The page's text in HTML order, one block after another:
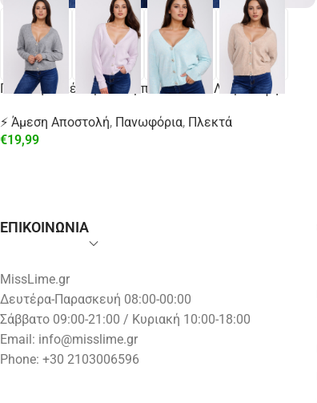
Πλεκτή Ζακέτα με Κουμπιά Strass V Λαιμόκοψη
⚡ Άμεση Αποστολή, Πανωφόρια, Πλεκτά
€19,99
ΕΠΙΚΟΙΝΩΝΙΑ
MissLime.gr
Δευτέρα-Παρασκευή 08:00-00:00
Σάββατο 09:00-21:00 / Κυριακή 10:00-18:00
Email: info@misslime.gr
Phone: +30 2103006596